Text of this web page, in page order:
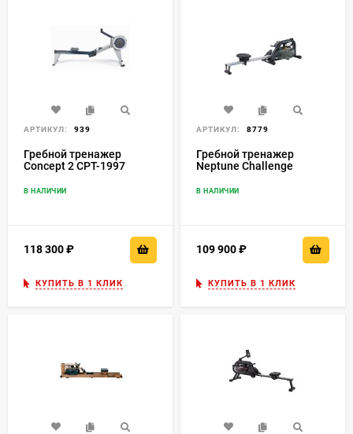
АРТИКУЛ: 939
Гребной тренажер
Concept 2 СРТ-1997
В НАЛИЧИИ
118 300
КУПИТЬ В 1 КЛИК
АРТИКУЛ: 8779
Гребной тренажер
Neptune Challenge
В НАЛИЧИИ
109 900
КУПИТЬ В 1 КЛИК